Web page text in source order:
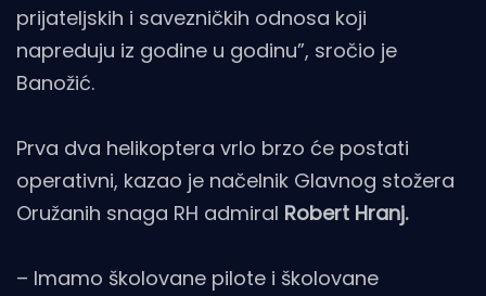
prijateljskih i savezničkih odnosa koji
napreduju iz godine u godinu”, sročio je
Banožić.
Prva dva helikoptera vrlo brzo će postati
operativni, kazao je načelnik Glavnog stožera
Oružanih snaga RH admiral Robert Hranj.
– Imamo školovane pilote i školovane